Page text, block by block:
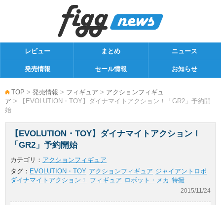
レビュー まとめ ニュース
発売情報 セール情報 お知らせ
TOP > 発売情報 > フィギュア > アクションフィギュ
ア > 【EVOLUTION・TOY】ダイナマイトアクション！「GR2」予約開
始
【EVOLUTION・TOY】ダイナマイトアクション！
「GR2」予約開始
カテゴリ： アクションフィギュア
タグ： EVOLUTION・TOY アクションフィギュア ジャイアントロボ
ダイナマイトアクション！
フィギュア ロボット・メカ 特撮
2015/11/24